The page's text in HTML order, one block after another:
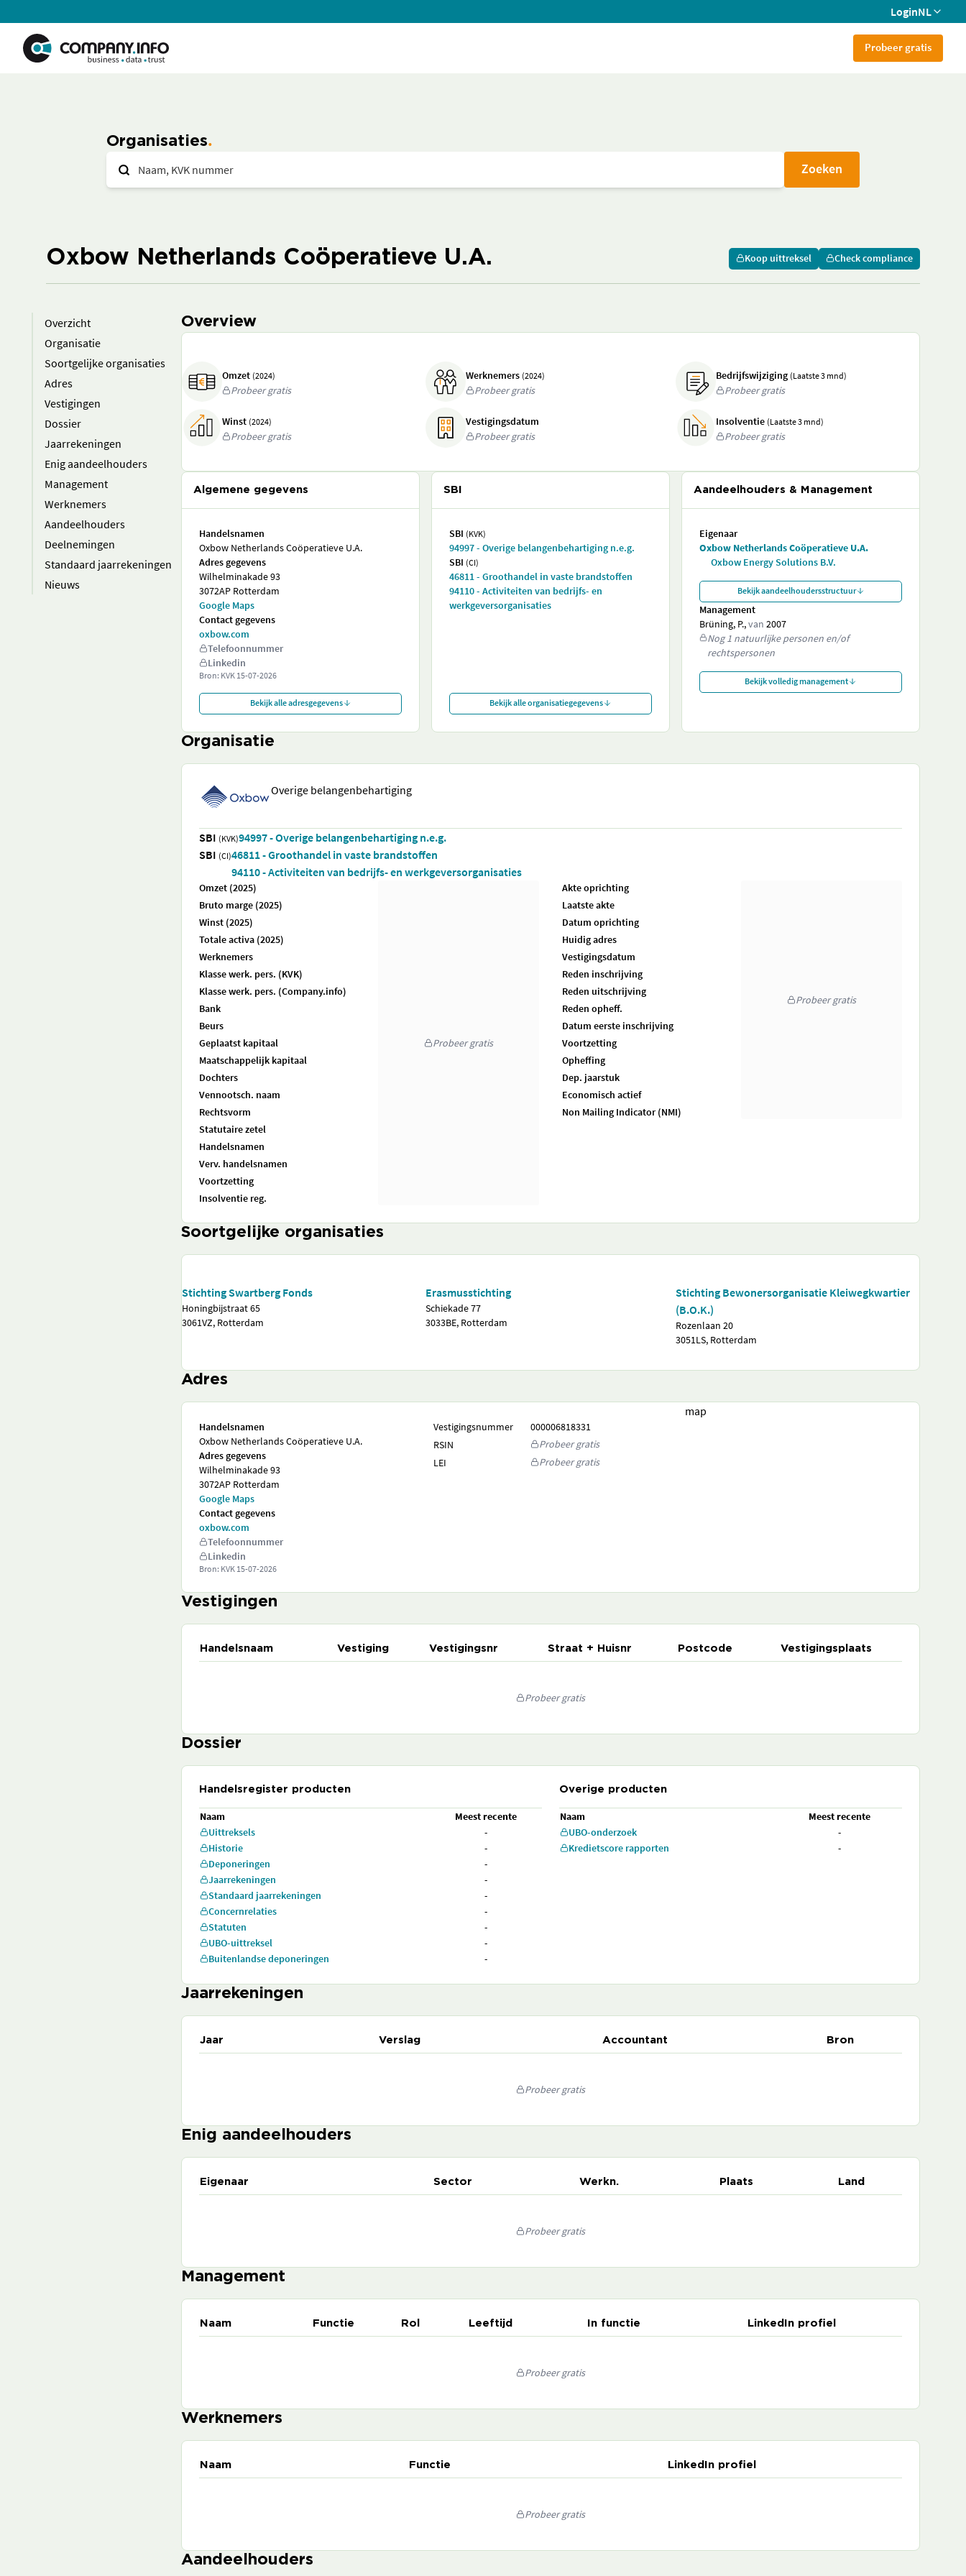
LoginNL
Probeer gratis
Organisaties
Zoeken
Oxbow Netherlands Coöperatieve U.A. Koop uittreksel Check compliance
Overzicht
Organisatie
Soortgelijke organisaties
Adres
Vestigingen
Dossier
Jaarrekeningen
Enig aandeelhouders
Management
Werknemers
Aandeelhouders
Deelnemingen
Standaard jaarrekeningen
Nieuws
Overview
Omzet (2024)
Probeer gratis
Werknemers (2024)
Probeer gratis
Bedrijfswijziging (Laatste 3 mnd)
Probeer gratis
Winst (2024)
Probeer gratis
Vestigingsdatum
Probeer gratis
Insolventie (Laatste 3 mnd)
Probeer gratis
Algemene gegevens
Handelsnamen
Oxbow Netherlands Coöperatieve U.A.
Adres gegevens
Wilhelminakade 93
3072AP Rotterdam
Google Maps
Contact gegevens
oxbow.com
Telefoonnummer
Linkedin
Bron: KVK 15-07-2026
Bekijk alle adresgegevens
SBI
SBI (KVK)
94997 - Overige belangenbehartiging n.e.g.
SBI (CI)
46811 - Groothandel in vaste brandstoffen
94110 - Activiteiten van bedrijfs- en
werkgeversorganisaties
Bekijk alle organisatiegegevens
Aandeelhouders & Management
Eigenaar
Oxbow Netherlands Coöperatieve U.A.
Oxbow Energy Solutions B.V.
Bekijk aandeelhoudersstructuur
Management
Brüning, P.,van 2007
Nog 1 natuurlijke personen en/of
rechtspersonen
Bekijk volledig management
Organisatie
Overige belangenbehartiging
SBI (KVK)94997 - Overige belangenbehartiging n.e.g.
SBI (CI)46811 - Groothandel in vaste brandstoffen
94110 - Activiteiten van bedrijfs- en werkgeversorganisaties
Omzet (2025)
Bruto marge (2025)
Winst (2025)
Totale activa (2025)
Werknemers
Klasse werk. pers. (KVK)
Klasse werk. pers. (Company.info)
Bank
Beurs
Geplaatst kapitaal
Maatschappelijk kapitaal
Dochters
Vennootsch. naam
Rechtsvorm
Statutaire zetel
Handelsnamen
Verv. handelsnamen
Voortzetting
Insolventie reg.
Probeer gratis
Akte oprichting
Laatste akte
Datum oprichting
Huidig adres
Vestigingsdatum
Reden inschrijving
Reden uitschrijving
Reden opheff.
Datum eerste inschrijving
Voortzetting
Opheffing
Dep. jaarstuk
Economisch actief
Non Mailing Indicator (NMI)
Probeer gratis
Soortgelijke organisaties
Stichting Swartberg Fonds
Honingbijstraat 65
3061VZ, Rotterdam
Erasmusstichting
Schiekade 77
3033BE, Rotterdam
Stichting Bewonersorganisatie Kleiwegkwartier
(B.O.K.)
Rozenlaan 20
3051LS, Rotterdam
Adres
Handelsnamen
Oxbow Netherlands Coöperatieve U.A.
Adres gegevens
Wilhelminakade 93
3072AP Rotterdam
Google Maps
Contact gegevens
oxbow.com
Telefoonnummer
Linkedin
Bron: KVK 15-07-2026
Vestigingsnummer
000006818331
RSIN
Probeer gratis
LEI
Probeer gratis
map
Vestigingen
Handelsnaam Vestiging Vestigingsnr Straat + Huisnr Postcode Vestigingsplaats
Probeer gratis
Dossier
Handelsregister producten
Naam
Meest recente
Uittreksels
-
Historie
-
Deponeringen
-
Jaarrekeningen
-
Standaard jaarrekeningen
-
Concernrelaties
-
Statuten
-
UBO-uittreksel
-
Buitenlandse deponeringen
-
Overige producten
Naam
Meest recente
UBO-onderzoek
-
Kredietscore rapporten
-
Jaarrekeningen
Jaar Verslag Accountant Bron
Probeer gratis
Enig aandeelhouders
Eigenaar Sector Werkn. Plaats Land
Probeer gratis
Management
Naam Functie Rol Leeftijd In functie LinkedIn profiel
Probeer gratis
Werknemers
Naam Functie LinkedIn profiel
Probeer gratis
Aandeelhouders